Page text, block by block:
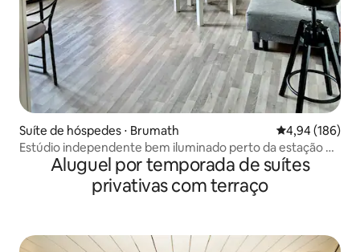
Suíte de hóspedes ⋅ Brumath 4,94 de uma
4,94 (186)
Estúdio independente bem iluminado perto da estação de
trem/lojasAluguel por temporada de suítes
privativas com terraço